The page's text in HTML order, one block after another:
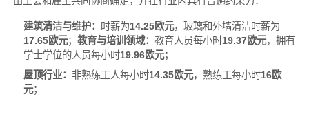
建筑清洁与维护： 时薪为14.25欧元，玻璃和外墙清洁时薪为
17.65欧元； 教育与培训领域： 教育人员每小时19.37欧元，拥有
学士学位的人员每小时19.96欧元；
屋顶行业： 非熟练工人每小时14.35欧元，熟练工每小时16欧
元；